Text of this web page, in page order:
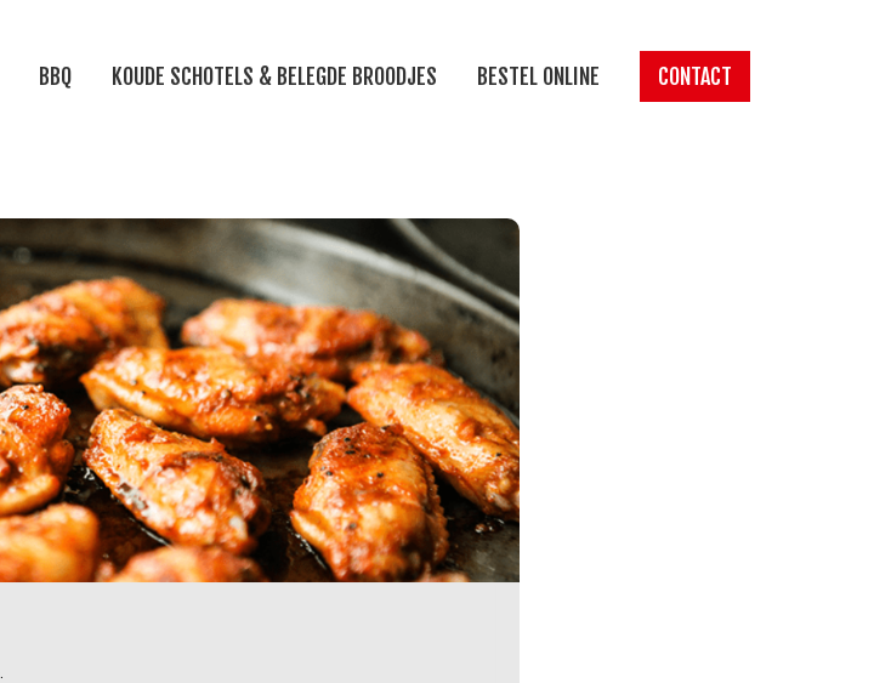
BBQ KOUDE SCHOTELS & BELEGDE BROODJES BESTEL ONLINE CONTACT